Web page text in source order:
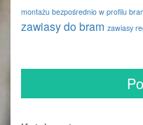
montażu bezpośrednio w profilu
zawiasy do bram zawiasy